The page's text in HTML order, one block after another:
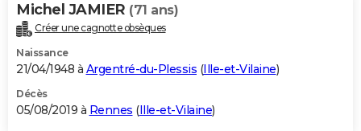
Michel JAMIER (71 ans)
Créer une cagnotte obsèques
Naissance
21/04/1948 à Argentré-du-Plessis (Ille-et-Vilaine)
Décès
05/08/2019 à Rennes (Ille-et-Vilaine)